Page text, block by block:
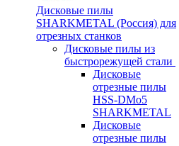
Дисковые пилы
SHARKMETAL (Россия) для
отрезных станков
Дисковые пилы из
быстрорежущей стали
Дисковые
отрезные пилы
HSS-DMo5
SHARKMETAL
Дисковые
отрезные пилы